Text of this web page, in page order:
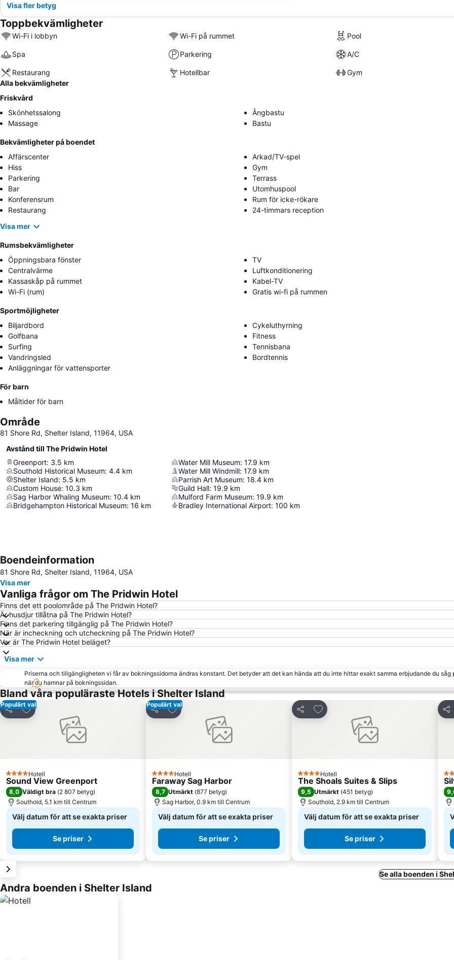
Visa fler betyg
Toppbekvämligheter
Wi-Fi i lobbyn Wi-Fi på rummet Pool
Spa Parkering A/C
Restaurang Hotellbar
Gym
Alla bekvämligheter
Friskvård
Skönhetssalong
Ångbastu
Massage
Bastu
Bekvämligheter på boendet
Affärscenter
Arkad/TV-spel
Hiss
Gym
Parkering
Terrass
Bar
Utomhuspool
Konferensrum
Rum för icke-rökare
Restaurang
24-timmars reception
Visa mer
Rumsbekvämligheter
Öppningsbara fönster
TV
Centralvärme
Luftkonditionering
Kassaskåp på rummet
Kabel-TV
Wi-Fi (rum)
Gratis wi-fi på rummen
Sportmöjligheter
Biljardbord
Cykeluthyrning
Golfbana
Fitness
Surfing
Tennisbana
Vandringsled
Bordtennis
Anläggningar för vattensporter
För barn
Måltider för barn
Område
81 Shore Rd, Shelter Island, 11964, USA
Avstånd till The Pridwin Hotel
Greenport: 3.5 km
Southold Historical Museum: 4.4 km
Shelter Island: 5.5 km
Custom House: 10.3 km
Sag Harbor Whaling Museum: 10.4 km
Bridgehampton Historical Museum: 16 km
Water Mill Museum: 17.9 km
Water Mill Windmill: 17.9 km
Parrish Art Museum: 18.4 km
Guild Hall: 19.9 km
Mulford Farm Museum: 19.9 km
Bradley International Airport: 100 km
Boendeinformation
81 Shore Rd, Shelter Island, 11964, USA
Visa mer
Vanliga frågor om The Pridwin Hotel
Finns det ett poolområde på The Pridwin Hotel?
Är husdjur tillåtna på The Pridwin Hotel?
Finns det parkering tillgänglig på The Pridwin Hotel?
När är incheckning och utcheckning på The Pridwin Hotel?
Var är The Pridwin Hotel beläget?
Visa mer
Priserna och tillgängligheten vi får av bokningssidorna ändras konstant. Det betyder att det kan hända att du inte hittar exakt samma erbjudande du såg
när du hamnar på bokningssidan.
Bland våra populäraste Hotels i Shelter Island
Populärt val
Dela
Lägg till i Mina Favoriter
4 Stjärnor
Hotell
Sound View Greenport
8,0 Väldigt bra (2 807 betyg)
Southold, 5.1 km till Centrum
Välj datum för att se exakta priser
Se priser
Populärt val
Dela
Lägg till i Mina Favoriter
4 Stjärnor
Hotell
Faraway Sag Harbor
8,7 Utmärkt (877 betyg)
Sag Harbor, 0.9 km till Centrum
Välj datum för att se exakta priser
Se priser
Dela
Lägg till i Mina Favoriter
4 Stjärnor
Hotell
The Shoals Suites & Slips
9,5 Utmärkt (451 betyg)
Southold, 2.9 km till Centrum
Välj datum för att se exakta priser
Se priser
Dela
4
Se alla boenden i
Andra boenden i Shelter Island